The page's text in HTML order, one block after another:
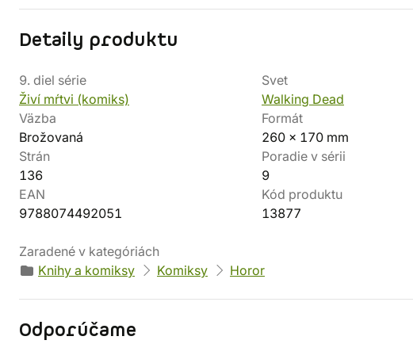
Detaily produktu
9. diel série
Živí mŕtvi (komiks)
Svet
Walking Dead
Väzba
Brožovaná
Formát
260 x 170 mm
Strán
136
Poradie v sérii
9
EAN
9788074492051
Kód produktu
13877
Zaradené v kategóriách
Knihy a komiksy
Komiksy Horor
Odporúčame